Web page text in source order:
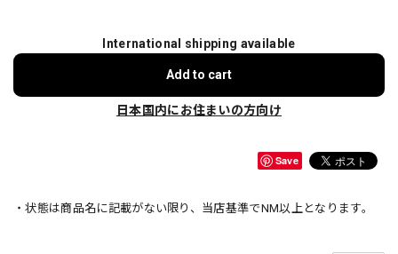
International shipping available
Add to cart
日本国内にお住まいの方向け
Save
・状態は商品名に記載がない限り、当店基準でNM以上となります。